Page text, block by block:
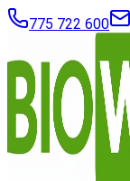
775 722 600